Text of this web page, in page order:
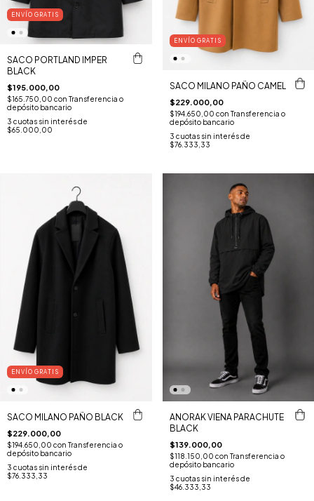
ENVÍO GRATIS
SACO PORTLAND IMPER
BLACK
$195.000,00
$165.750,00 con Transferencia o
depósito bancario
3 cuotas sin interés de
$65.000,00
ENVÍO GRATIS
SACO MILANO PAÑO CAMEL
$229.000,00
$194.650,00 con Transferencia o
depósito bancario
3 cuotas sin interés de
$76.333,33
ENVÍO GRATIS
SACO MILANO PAÑO BLACK
$229.000,00
$194.650,00 con Transferencia o
depósito bancario
3 cuotas sin interés de
$76.333,33
ANORAK VIENA PARACHUTE
BLACK
$139.000,00
$118.150,00 con Transferencia o
depósito bancario
3 cuotas sin interés de
$46.333,33